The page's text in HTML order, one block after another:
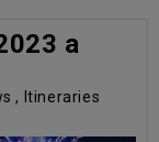
a
, Itineraries